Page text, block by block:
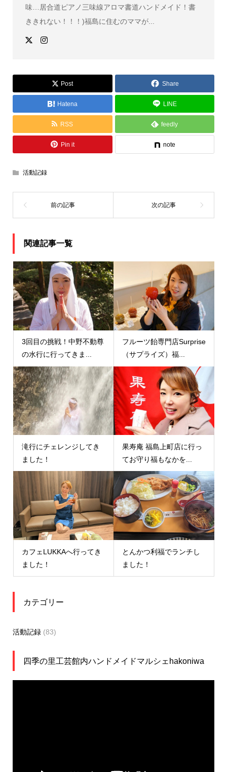
味…居合道ピアノ三味線アロマ書道ハンドメイド！書
ききれない！！！)福島に住むのママが...
Post Share
Hatena LINE
RSS feedly
Pin it note
活動記録
関連記事一覧
3回目の挑戦！中野不動尊
の水行に行ってきま...
フルーツ飴専門店Surprise
（サプライズ）福...
滝行にチェレンジしてき
ました！
果寿庵 福島上町店に行っ
てお守り福もなかを...
カフェLUKKAへ行ってき
ました！
とんかつ利福でランチし
ました！
カテゴリー
活動記録(83)
四季の里工芸館内ハンドメイドマルシェhakoniwa